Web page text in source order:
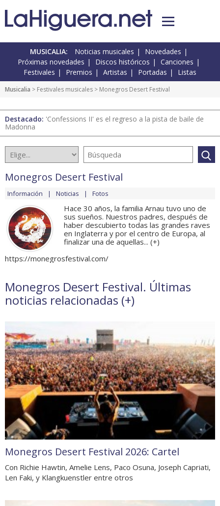
MUSICALIA: Noticias musicales
Novedades
Próximas novedades
Discos históricos
Canciones
Festivales
Premios Artistas Portadas Listas
Musicalia > Festivales musicales > Monegros Desert Festival
Destacado: 'Confessions II' es el regreso a la pista de baile de
Madonna
Monegros Desert Festival
Información Noticias Fotos
Hace 30 años, la familia Arnau tuvo uno de
sus sueños. Nuestros padres, después de
haber descubierto todas las grandes raves
en Inglaterra y por el centro de Europa, al
finalizar una de aquellas... (+)
https://monegrosfestival.com/
Monegros Desert Festival. Últimas
noticias relacionadas (+)
Monegros Desert Festival 2026: Cartel
Con Richie Hawtin, Amelie Lens, Paco Osuna, Joseph Capriati,
Len Faki, y Klangkuenstler entre otros